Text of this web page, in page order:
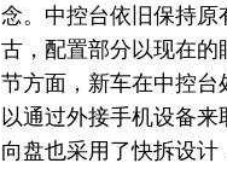
念。中控台依旧保持原
古，配置部分以现在
节方面，新车在中控
以通过外接手机设备
向盘也采用了快拆设计